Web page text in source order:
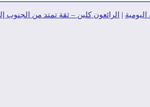
| الرائعون كلين – ثقة تمتد من الجنوب